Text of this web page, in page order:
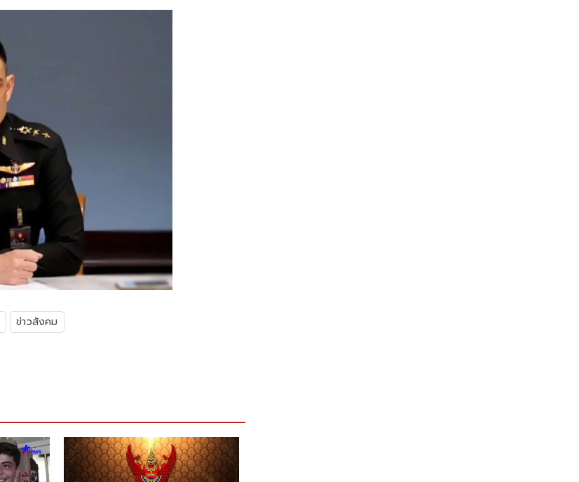
ข่าวสังคม
เปิด 49 จังหวัด ปภ.เตือนด่วน
ระวังน้ำท่วมฉับพลัน น้ำป่า 6 - 9